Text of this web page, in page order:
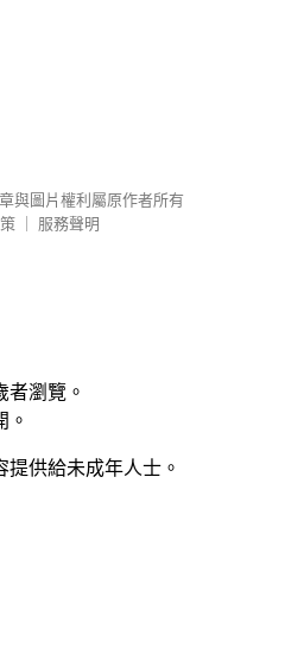
與圖片權利屬原作者所有
服務聲明
者瀏覽。
。
供給未成年人士。